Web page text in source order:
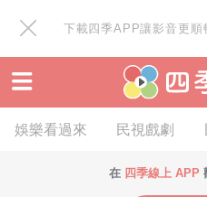
下載四季APP讓影音更順
娛樂看過來 民視戲劇
在 四季線上 APP